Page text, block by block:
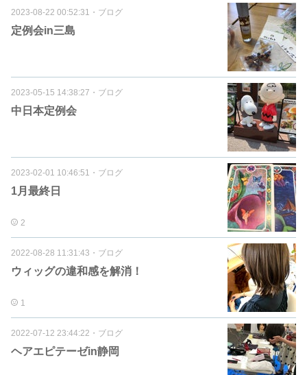
2023-08-22 00:52:31 ・ ブログ
定例会in三島
2023-05-15 14:38:27 ・ ブログ
中日本定例会
2023-02-01 10:46:51 ・ ブログ
1月最終日
2
2022-08-28 11:31:43 ・ ブログ
ウィッグの違和感を解消！
1
2022-07-12 23:44:22 ・ ブログ
ヘアエピテーゼin静岡